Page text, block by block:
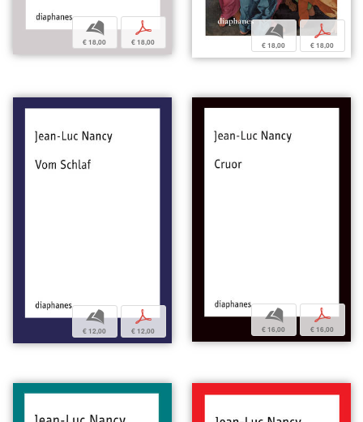
b
€ 18,00
p
€ 18,00
b
€ 18,00
p
€ 18,00
b
€ 12,00
p
€ 12,00
b
€ 16,00
p
€ 16,00